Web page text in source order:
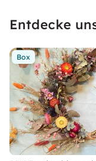
Entdecke
Box